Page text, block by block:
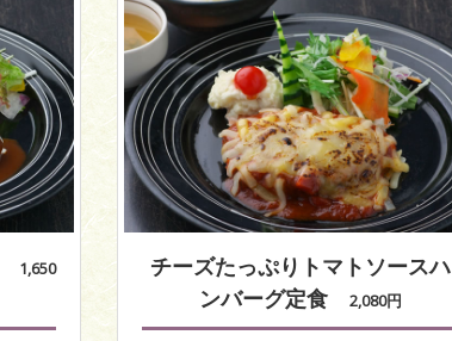
1,650
チーズたっぷりトマトソースハ
ンバーグ定食
2,080円